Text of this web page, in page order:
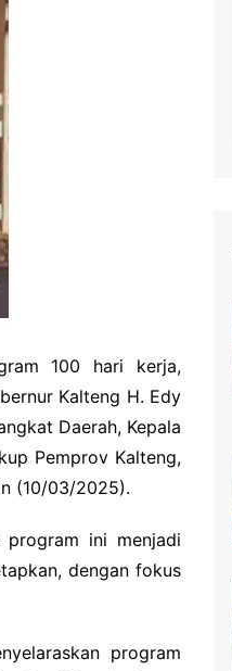
100 hari kerja,
Kalteng H. Edy
Daerah, Kepala
Pemprov Kalteng,
(10/03/2025).
program ini menjadi
dengan fokus
program